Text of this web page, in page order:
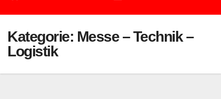
Kategorie: Messe – Technik –
Logistik